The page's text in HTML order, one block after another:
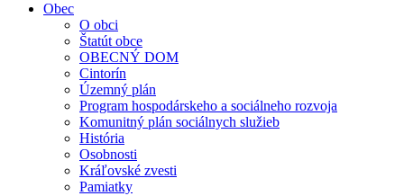
Obec
O obci
Štatút obce
OBECNÝ DOM
Cintorín
Územný plán
Program hospodárskeho a sociálneho rozvoja
Komunitný plán sociálnych služieb
História
Osobnosti
Kráľovské zvesti
Pamiatky